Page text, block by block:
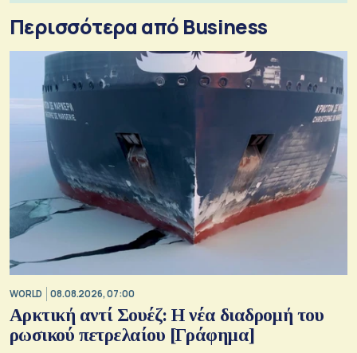
Περισσότερα από Business
WORLD 08.08.2026, 07:00
Αρκτική αντί Σουέζ: Η νέα διαδρομή του
ρωσικού πετρελαίου [Γράφημα]